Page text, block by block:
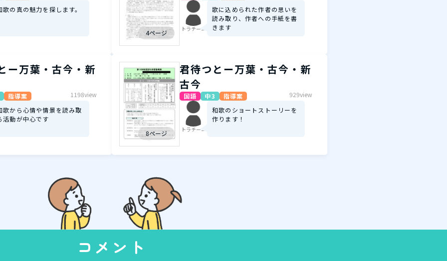
歌の真の魅力を探します。
4ページ トラチーニ
歌に込められた作者の思いを
読み取り、作者への手紙を書
きます
ー万葉・古今・新
指導案
1198view
歌から心情や情景を読み取
活動が中心です
8ページ
君待つとー万葉・古今・新
古今
国語 中3 指導案 929view
トラチーニ
和歌のショートストーリーを
作ります！
コメント